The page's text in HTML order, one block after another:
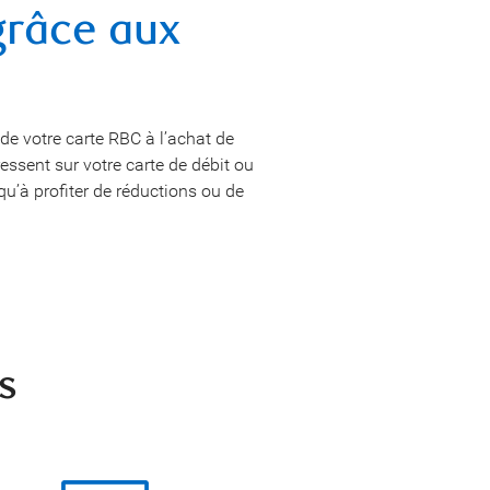
aux
votre carte RBC à l’achat de
sur votre carte de débit ou
profiter de réductions ou de